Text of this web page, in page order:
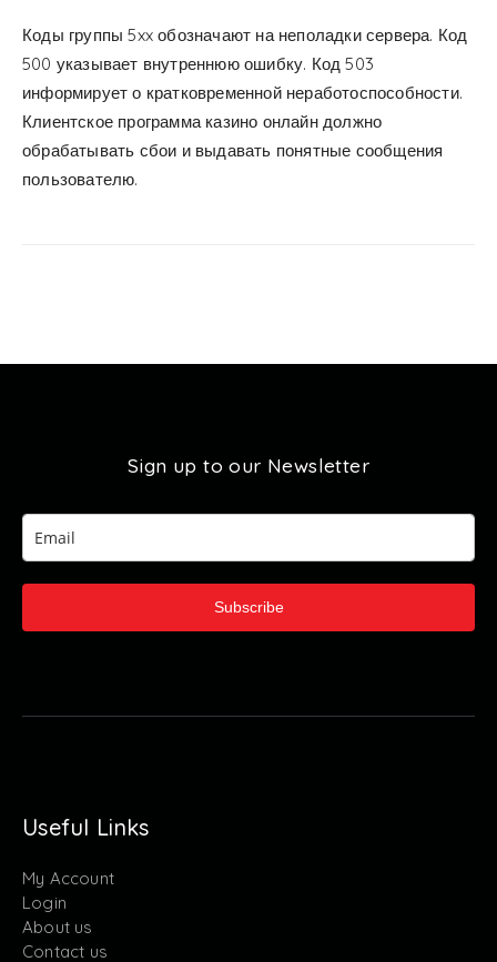
Коды группы 5xx обозначают на неполадки сервера. Код
500 указывает внутреннюю ошибку. Код 503
информирует о кратковременной неработоспособности.
Клиентское программа казино онлайн должно
обрабатывать сбои и выдавать понятные сообщения
пользователю.
Sign up to our Newsletter
Subscribe
Useful Links
My Account
Login
About us
Contact us